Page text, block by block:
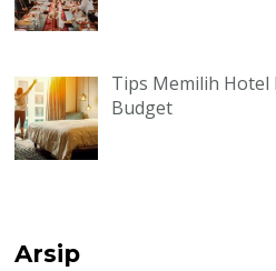
Tips Memilih Hotel
Budget
Arsip